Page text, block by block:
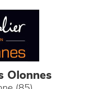
Olonnes